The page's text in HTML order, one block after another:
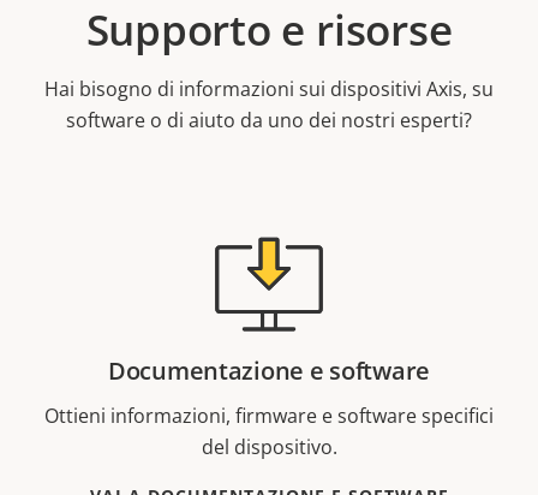
Supporto e risorse
Hai bisogno di informazioni sui dispositivi Axis, su
software o di aiuto da uno dei nostri esperti?
Documentazione e software
Ottieni informazioni, firmware e software specifici
del dispositivo.